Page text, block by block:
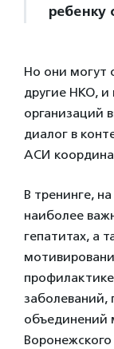
ребенку
Но они могут
другие НКО,
организаций
диалог в
АСИ
В тренинге,
наиболее
гепатитах, а
заболеваний,
объединений